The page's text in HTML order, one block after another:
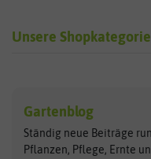
Unsere
Exotische Samen
Gemüsesamen
Gründünger
Arche Noah
ASB Greenworld
Gartenblog
Ständig neue Beiträge
Pflanzen, Pflege, Ernte